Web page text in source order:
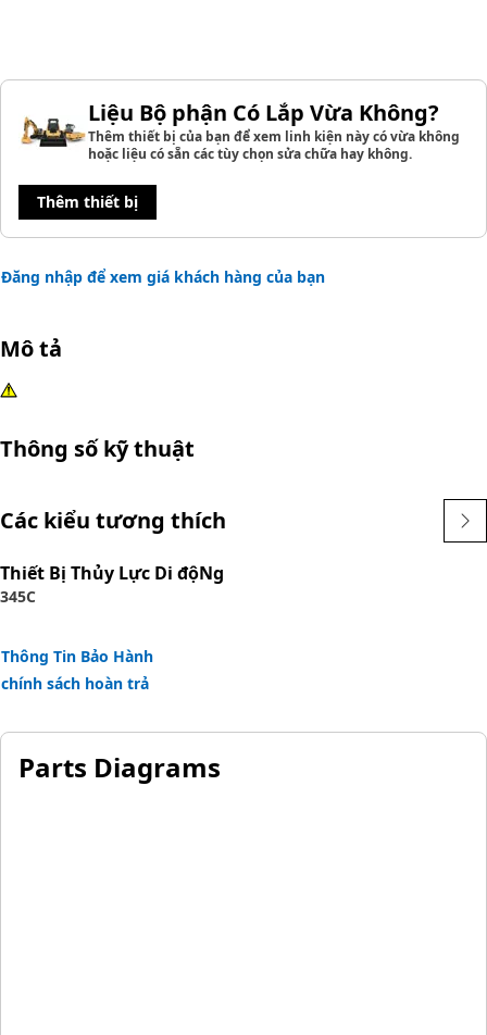
Liệu Bộ phận Có Lắp Vừa Không?
Thêm thiết bị của bạn để xem linh kiện này có vừa không
hoặc liệu có sẵn các tùy chọn sửa chữa hay không.
Thêm thiết bị
Đăng nhập để xem giá khách hàng của bạn
Mô tả
Thông số kỹ thuật
Các kiểu tương thích
Thiết Bị Thủy Lực Di độNg
345C
Thông Tin Bảo Hành
chính sách hoàn trả
Parts Diagrams